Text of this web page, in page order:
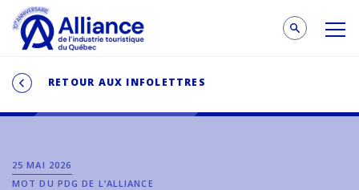
RETOUR AUX INFOLETTRES
25 MAI 2026
MOT DU PDG DE L’ALLIANCE